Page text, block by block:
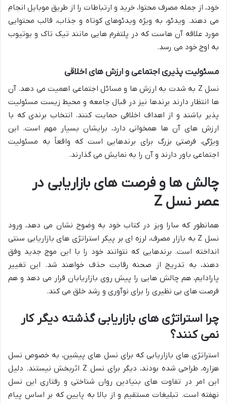
خود، از جمله مصرف محتوا، خرید و ارتباطات را از طریق موبایل انجام
می دهند. ویدئو، به ویژه ویدئوهای کوتاه و جذاب، قالب محتوایی
مورد علاقه آن هاست که در پلتفرم هایی مانند تیک تاک و یوتیوب
به اوج خود می رسد.
مسئولیت پذیری اجتماعی و ارزش های اخلاقی
نسل Z به شدت به ارزش ها و مسائل اجتماعی اهمیت می دهد. آن
ها انتظار دارند برندها نیز در قبال جامعه و محیط زیست مسئولیت
پذیر باشند و از اهداف اخلاقی حمایت کنند. انتخاب برندی که با
ارزش های آن ها همخوانی دارد، برایشان بسیار مهم است. این
ویژگی، فرصتی بزرگ برای برندهایی است که واقعاً به مسئولیت
اجتماعی باور دارند و آن را به نمایش می گذارند.
چالش ها و فرصت های بازاریابی در
عصر نسل Z
همانطور که سارا ویز در کتاب خود به وضوح نشان می دهد، ورود
نسل Z به بازار مصرف، لرزه ای بر پیکر استراتژی های بازاریابی سنتی
انداخته است. برندهایی که نتوانند خود را با این موج جدید وفق
دهند، به تدریج از صحنه رقابت حذف خواهند شد. این تغییر
پارادایم، هم چالش هایی را پیش روی بازاریابان قرار می دهد و هم
فرصت های بی نظیری را برای نوآوری و رشد خلق می کند.
چرا استراتژی های بازاریابی گذشته دیگر کار
نمی کنند؟
استراتژی های بازاریابی که برای نسل های پیشین، به خصوص نسل
هزاره، طراحی شده بودند، دیگر برای نسل Z اثربخش نیستند. دلیل
این امر در تفاوت های بنیادین روان شناختی و رفتاری این نسل
نهفته است. تبلیغات مستقیم و از بالا به پایین که بر اساس پیام